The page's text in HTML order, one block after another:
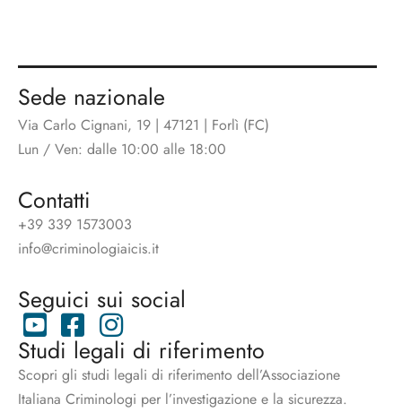
Sede nazionale
Via Carlo Cignani, 19 | 47121 | Forlì (FC)
Lun / Ven: dalle 10:00 alle 18:00
Contatti
+39 339 1573003
info@criminologiaicis.it
Seguici sui social
Studi legali di riferimento
Scopri gli studi legali di riferimento dell’Associazione
Italiana Criminologi per l’investigazione e la sicurezza.